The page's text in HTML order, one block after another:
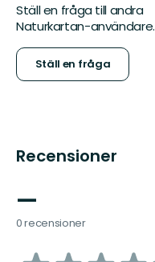
Ställ en fråga till andra
Naturkartan-användare.
Ställ en fråga
Recensioner
—
0 recensioner